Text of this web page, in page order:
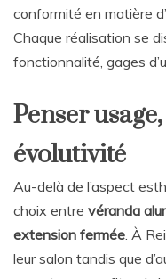
conformité en matière
Chaque réalisation se
fonctionnalité, gages
Penser
évolutivité
Au-delà de l’aspect
choix entre véranda
extension fermée. À
leur salon tandis que